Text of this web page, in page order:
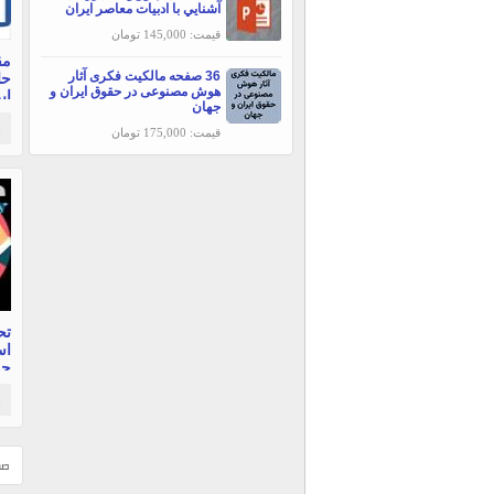
آشنايي با ادبيات معاصر ايران
قیمت: 145,000 تومان
36 صفحه مالکیت فکری آثار
هوش مصنوعی در حقوق ایران و
جهان
قیمت: 175,000 تومان